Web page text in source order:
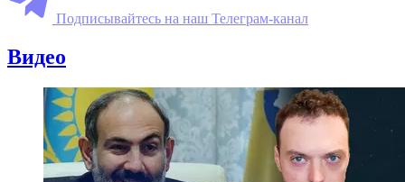
Подписывайтесь на наш Телеграм-канал
Видео